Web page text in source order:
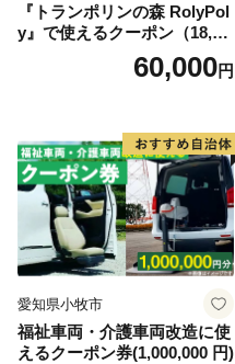
『トランポリンの森 RolyPol
y』で使えるクーポン（18,00
60,000円
愛知県小牧市
福祉車両・介護車両改造に使
えるクーポン券(1,000,000 円)